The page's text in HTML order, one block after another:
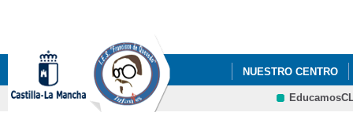
NUESTRO CENTRO
ERASMUS+